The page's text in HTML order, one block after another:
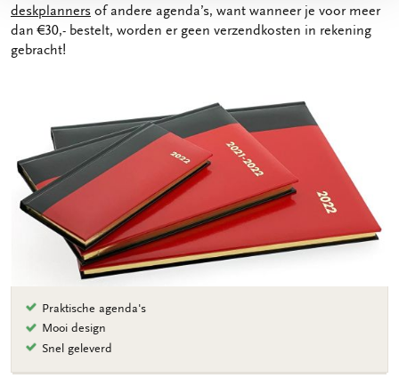
deskplanners of andere agenda’s, want wanneer je voor meer
dan €30,- bestelt, worden er geen verzendkosten in rekening
gebracht!
Praktische agenda's
Mooi design
Snel geleverd